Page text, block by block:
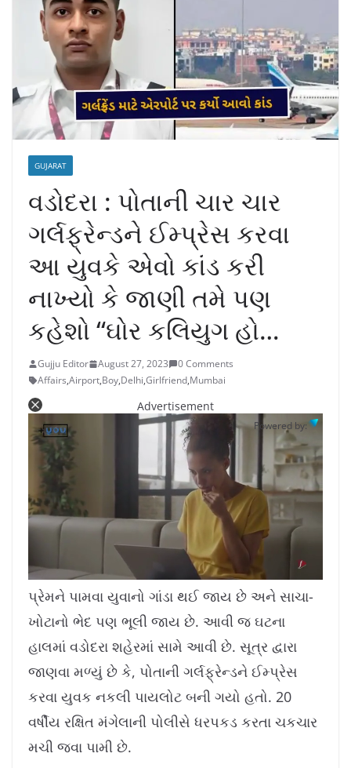
GUJARAT
વડોદરા : પોતાની ચાર ચાર
ગર્લફ્રેન્ડને ઈમ્પ્રેસ કરવા
આ યુવકે એવો કાંડ કરી
નાખ્યો કે જાણી તમે પણ
કહેશો “ઘોર કલિયુગ હો…
Gujju Editor August 27, 2023
0 Comments
Affairs,Airport,Boy,Delhi,Girlfriend,Mumbai
Advertisement
Powered by:
n
m
u
t
o
d
e
1
4
%
પ્રેમને પામવા યુવાનો ગાંડા થઈ જાય છે અને સાચા-
ખોટાનો ભેદ પણ ભૂલી જાય છે. આવી જ ઘટના
હાલમાં વડોદરા શહેરમાં સામે આવી છે. સૂત્ર દ્વારા
જાણવા મળ્યું છે કે, પોતાની ગર્લફ્રેન્ડને ઈમ્પ્રેસ
કરવા યુવક નકલી પાયલોટ બની ગયો હતો. 20
વર્ષીય રક્ષિત મંગેલાની પોલીસે ધરપકડ કરતા ચકચાર
મચી જવા પામી છે.